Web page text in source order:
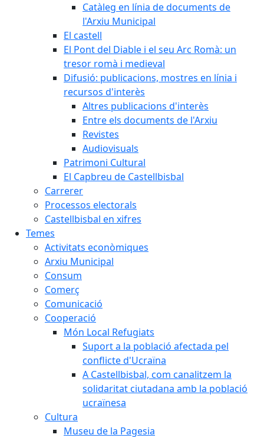
Catàleg en línia de documents de
l'Arxiu Municipal
El castell
El Pont del Diable i el seu Arc Romà: un
tresor romà i medieval
Difusió: publicacions, mostres en línia i
recursos d'interès
Altres publicacions d'interès
Entre els documents de l'Arxiu
Revistes
Audiovisuals
Patrimoni Cultural
El Capbreu de Castellbisbal
Carrerer
Processos electorals
Castellbisbal en xifres
Temes
Activitats econòmiques
Arxiu Municipal
Consum
Comerç
Comunicació
Cooperació
Món Local Refugiats
Suport a la població afectada pel
conflicte d'Ucraïna
A Castellbisbal, com canalitzem la
solidaritat ciutadana amb la població
ucraïnesa
Cultura
Museu de la Pagesia